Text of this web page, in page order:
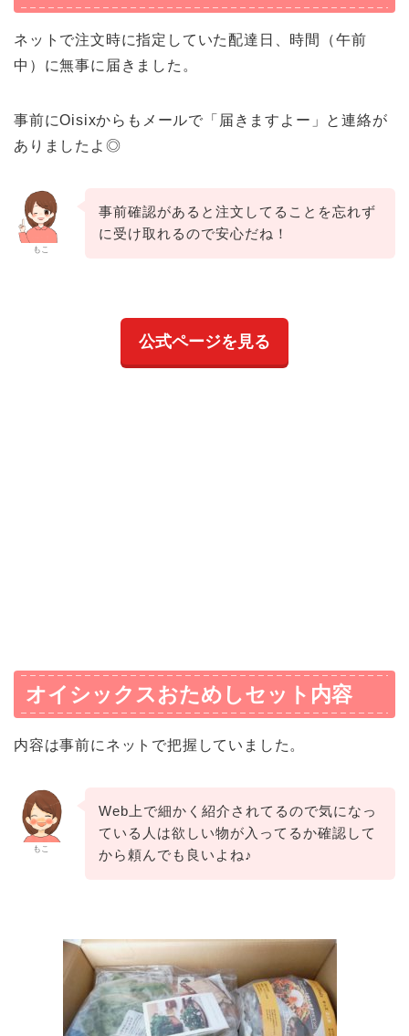
ネットで注文時に指定していた配達日、時間（午前
中）に無事に届きました。
事前にOisixからもメールで「届きますよー」と連絡が
ありましたよ◎
もこ
事前確認があると注文してることを忘れず
に受け取れるので安心だね！
公式ページを見る
オイシックスおためしセット内容
内容は事前にネットで把握していました。
もこ
Web上で細かく紹介されてるので気になっ
ている人は欲しい物が入ってるか確認して
から頼んでも良いよね♪